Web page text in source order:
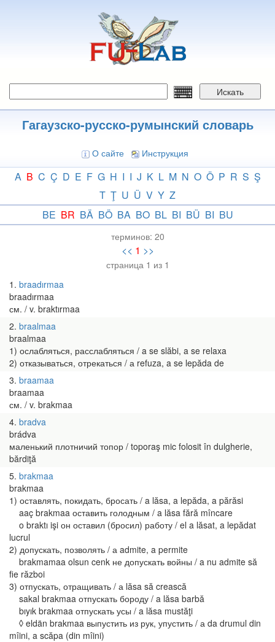
Искать
Гагаузско-русско-румынский словарь
О сайте Инструкция
A B C Ç D E F G H I I J K L M N O Ö P R S Ş
T Ţ U Ü V Y Z
BE BR BÄ BÖ BA BO BL BI BÜ BI BU
терминов: 20
<< 1 >>
страница 1 из 1
1 braadırmaa
braadırmaa
см. / v. braktırmaa
2 braalmaa
braalmaa
1) ослабляться, расслабляться / a se slăbi, a se relaxa
2) отказываться, отрекаться / а refuza, a se lepăda de
3 braamaa
braamaa
см. / v. brakmaa
4 bradva
brádva
маленький плотничий топор / toporaş mic folosit în dulgherie,
bărdiţă
5 brakmaa
brakmaa
1) оставлять, покидать, бросать / a lăsa, a lepăda, a părăsi
aaç brakmaa оставить голодным / a lăsa fără mîncare
o braktı işi он оставил (бросил) работу / el a lăsat, a lepădat
lucrul
2) допускать, позволять / а admite, a permite
brakmamaa olsun cenk не допускать войны / a nu admite să
fie război
3) отпускать, отращивать / а lăsa să crească
sakal brakmaa отпускать бороду / a lăsa barbă
bıyık brakmaa отпускать усы / a lăsa mustăţi
◊ eldän brakmaa выпустить из рук, упустить / а da drumul din
mîini, a scăpa (din mîini)